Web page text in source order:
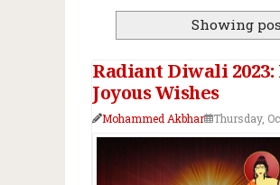
Showing
Radiant Diwali
Joyous Wishes
Mohammed Akbhar Thursday,